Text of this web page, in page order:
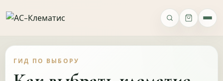
ГИД ПО ВЫБОРУ
Опросы
Ассортимент Качество